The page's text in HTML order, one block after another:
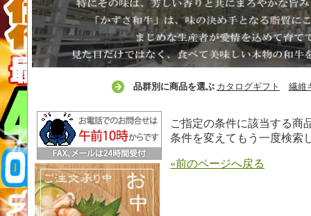
品群別に商品を選ぶ カタログギフト 繊維
ご指定の条件に該当する商
条件を変えてもう一度検索
«前のページへ戻る